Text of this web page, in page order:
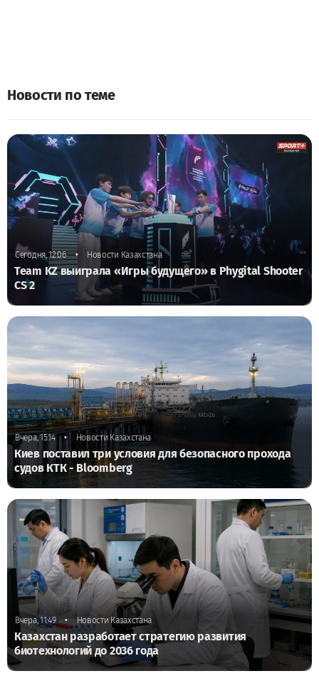
Новости по теме
Сегодня, 12:06 • Новости Казахстана
Team KZ выиграла «Игры будущего» в Phygital Shooter
CS 2
Вчера, 15:14 • Новости Казахстана
Киев поставил три условия для безопасного прохода
судов КТК - Bloomberg
Вчера, 11:49 • Новости Казахстана
Казахстан разработает стратегию развития
биотехнологий до 2036 года